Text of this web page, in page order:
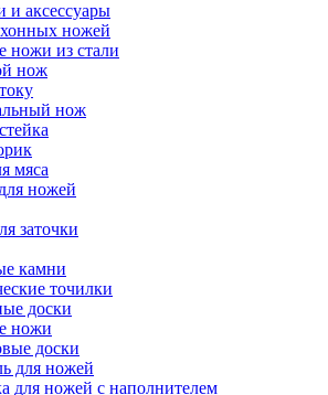
и аксессуары
ножей
ножи из стали
нож
нож
мяса
ножей
заточки
камни
точилки
доски
ножи
доски
для ножей
для ножей с наполнителем